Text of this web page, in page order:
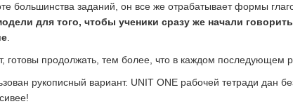
большинства заданий, он все же отрабатывает формы
для того, чтобы ученики сразу же начали
готовы продолжать, тем более, что в каждом последующем
рукописный вариант. UNIT ONE рабочей тетради дан